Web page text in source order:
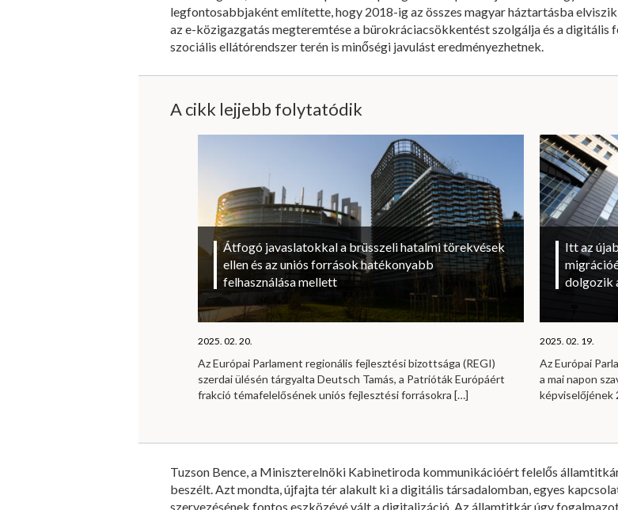
legfontosabbjaként említette, hogy 2018-ig az összes magyar háztartásba
az e-közigazgatás megteremtése a bürokráciacsökkentést szolgálja és a digitális
szociális ellátórendszer terén is minőségi javulást eredményezhetnek.
A cikk lejjebb folytatódik
Átfogó javaslatokkal a brüsszeli hatalmi törekvések
ellen és az uniós források hatékonyabb
felhasználása mellett
2025. 02. 20.
Az Európai Parlament regionális fejlesztési bizottsága (REGI)
szerdai ülésén tárgyalta Deutsch Tamás, a Patrióták Európáért
frakció témafelelősének uniós fejlesztési forrásokra […]
Itt az
dolgozik
2025. 02. 19.
Az Európai
a mai napon
képviselőjének
Tuzson Bence, a Miniszterelnöki Kabinetiroda kommunikációért felelős
beszélt. Azt mondta, újfajta tér alakult ki a digitális társadalomban, egyes
szervezésének fontos eszközévé vált a digitalizáció. Az államtitkár úgy